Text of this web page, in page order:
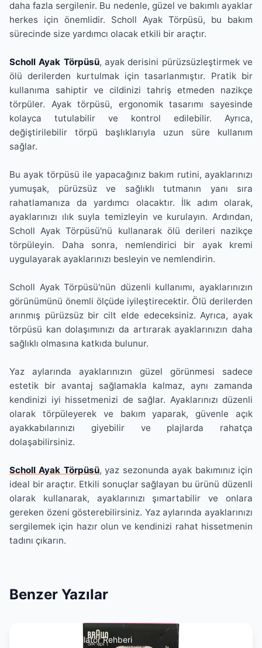
daha fazla sergilenir. Bu nedenle, güzel ve bakımlı ayaklar
herkes için önemlidir. Scholl Ayak Törpüsü, bu bakım
sürecinde size yardımcı olacak etkili bir araçtır.
Scholl Ayak Törpüsü, ayak derisini pürüzsüzleştirmek ve
ölü derilerden kurtulmak için tasarlanmıştır. Pratik bir
kullanıma sahiptir ve cildinizi tahriş etmeden nazikçe
törpüler. Ayak törpüsü, ergonomik tasarımı sayesinde
kolayca tutulabilir ve kontrol edilebilir. Ayrıca,
değiştirilebilir törpü başlıklarıyla uzun süre kullanım
sağlar.
Bu ayak törpüsü ile yapacağınız bakım rutini, ayaklarınızı
yumuşak, pürüzsüz ve sağlıklı tutmanın yanı sıra
rahatlamanıza da yardımcı olacaktır. İlk adım olarak,
ayaklarınızı ılık suyla temizleyin ve kurulayın. Ardından,
Scholl Ayak Törpüsü'nü kullanarak ölü derileri nazikçe
törpüleyin. Daha sonra, nemlendirici bir ayak kremi
uygulayarak ayaklarınızı besleyin ve nemlendirin.
Scholl Ayak Törpüsü'nün düzenli kullanımı, ayaklarınızın
görünümünü önemli ölçüde iyileştirecektir. Ölü derilerden
arınmış pürüzsüz bir cilt elde edeceksiniz. Ayrıca, ayak
törpüsü kan dolaşımınızı da artırarak ayaklarınızın daha
sağlıklı olmasına katkıda bulunur.
Yaz aylarında ayaklarınızın güzel görünmesi sadece
estetik bir avantaj sağlamakla kalmaz, aynı zamanda
kendinizi iyi hissetmenizi de sağlar. Ayaklarınızı düzenli
olarak törpüleyerek ve bakım yaparak, güvenle açık
ayakkabılarınızı giyebilir ve plajlarda rahatça
dolaşabilirsiniz.
Scholl Ayak Törpüsü, yaz sezonunda ayak bakımınız için
ideal bir araçtır. Etkili sonuçlar sağlayan bu ürünü düzenli
olarak kullanarak, ayaklarınızı şımartabilir ve onlara
gereken özeni gösterebilirsiniz. Yaz aylarında ayaklarınızı
sergilemek için hazır olun ve kendinizi rahat hissetmenin
tadını çıkarın.
Benzer Yazılar
Epilasyon & Epilatör Rehberi